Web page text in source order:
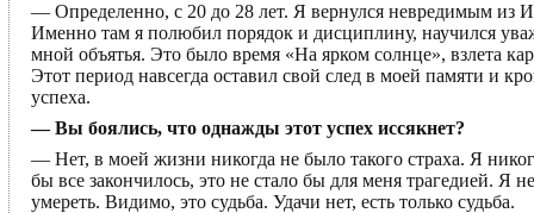
— Определенно, с 20 до 28 лет. Я вернулся невредимым из
Именно там я полюбил порядок и дисциплину, научился
мной объятья. Это было время «На ярком солнце», взлета
Этот период навсегда оставил свой след в моей памяти и
успеха.
— Вы боялись, что однажды этот успех иссякнет?
— Нет, в моей жизни никогда не было такого страха. Я
бы все закончилось, это не стало бы для меня трагедией.
умереть. Видимо, это судьба. Удачи нет, есть только судьба.